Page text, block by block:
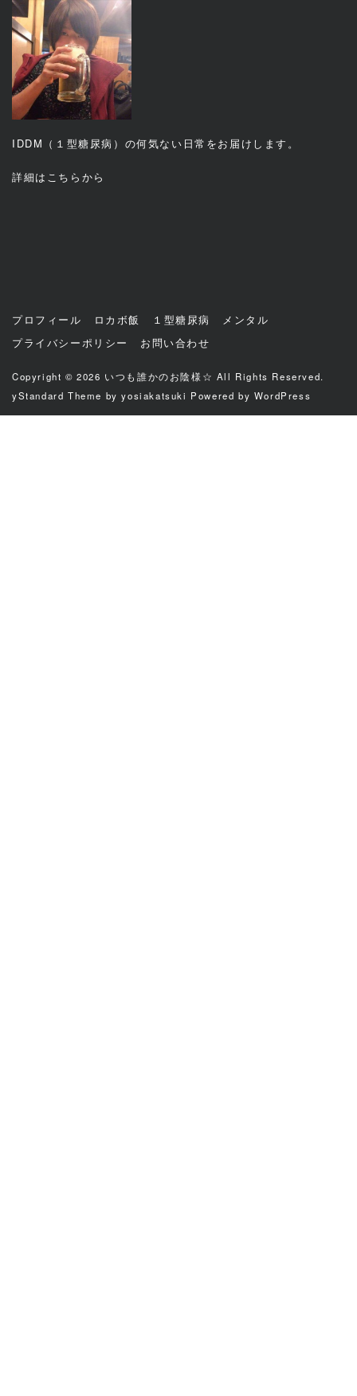
IDDM（１型糖尿病）の何気ない日常をお届けします。
詳細は こちら から
プロフィール ロカボ飯 １型糖尿病
メンタル
プライバシーポリシー
お問い合わせ
Copyright © 2026 いつも誰かのお陰様☆ All Rights Reserved.
yStandard Theme byyosiakatsuki Powered by WordPress